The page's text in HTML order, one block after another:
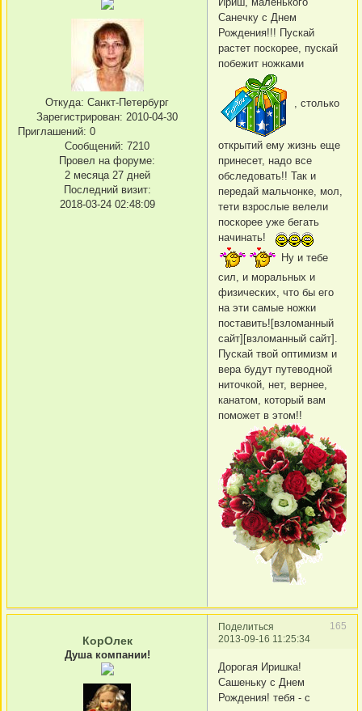
Откуда: Санкт-Петербург
Зарегистрирован: 2010-04-30
Приглашений: 0
Сообщений: 7210
Провел на форуме:
2 месяца 27 дней
Последний визит:
2018-03-24 02:48:09
Санечку с Днем
Рождения!!! Пускай
растет поскорее, пускай
побежит ножками
, столько
открытий ему жизнь еще
принесет, надо все
обследовать!! Так и
передай мальчонке, мол,
тети взрослые велели
поскорее уже бегать
начинать!
Ну и тебе
сил, и моральных и
физических, что бы его
на эти самые ножки
поставить![взломанный
сайт][взломанный сайт].
Пускай твой оптимизм и
вера будут путеводной
ниточкой, нет, вернее,
канатом, который вам
поможет в этом!!
Поделиться
165
2013-09-16 11:25:34
КорОлек
Душа компании!
Дорогая Иришка!
Сашеньку с Днем
Рождения! тебя - с